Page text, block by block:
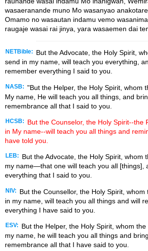
wasaeranande muno Mo wasanyao
Omamo no wasautan indamu vemo
raugaje wasai rai jinya, yara wasaemen dai
NETBible:
But the Advocate, the Holy Spirit,
send in my name, will teach you everything,
remember everything I said to you.
NASB: "But the Helper, the Holy Spirit, whom
My name, He will teach you all things, and
remembrance all that I said to you.
HCSB:
But the Counselor, the Holy Spirit--the
in My name--will teach you all things and
have told you.
LEB:
But the Advocate, the Holy Spirit, whom
my name—that one will teach you all [things],
everything that I said to you.
NIV:
But the Counsellor, the Holy Spirit, whom
in my name, will teach you all things and will
everything I have said to you.
ESV:
But the Helper, the Holy Spirit, whom
my name, he will teach you all things and
remembrance all that I have said to you.